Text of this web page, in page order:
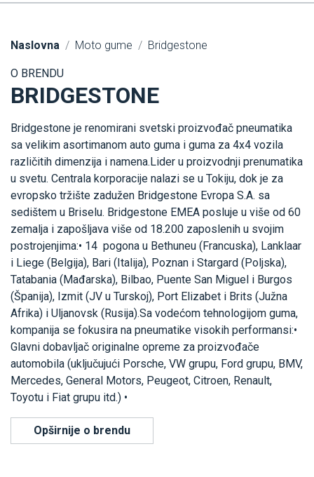
Naslovna Moto gume Bridgestone
O BRENDU
BRIDGESTONE
Bridgestone je renomirani svetski proizvođač pneumatika
sa velikim asortimanom auto guma i guma za 4x4 vozila
različitih dimenzija i namena.Lider u proizvodnji prenumatika
u svetu. Centrala korporacije nalazi se u Tokiju, dok je za
evropsko tržište zadužen Bridgestone Evropa S.A. sa
sedištem u Briselu. Bridgestone EMEA posluje u više od 60
zemalja i zapošljava više od 18.200 zaposlenih u svojim
postrojenjima:• 14 pogona u Bethuneu (Francuska), Lanklaar
i Liege (Belgija), Bari (Italija), Poznan i Stargard (Poljska),
Tatabania (Mađarska), Bilbao, Puente San Miguel i Burgos
(Španija), Izmit (JV u Turskoj), Port Elizabet i Brits (Južna
Afrika) i Uljanovsk (Rusija).Sa vodećom tehnologijom guma,
kompanija se fokusira na pneumatike visokih performansi:•
Glavni dobavljač originalne opreme za proizvođače
automobila (uključujući Porsche, VW grupu, Ford grupu, BMV,
Mercedes, General Motors, Peugeot, Citroen, Renault,
Toyotu i Fiat grupu itd.) •
Opširnije o brendu